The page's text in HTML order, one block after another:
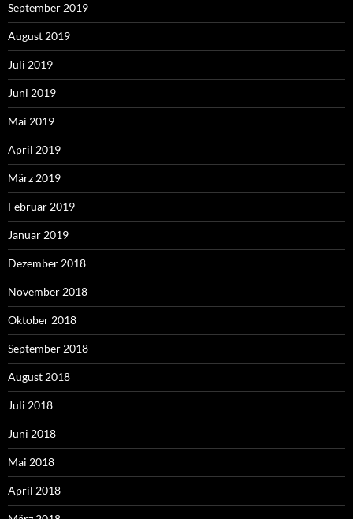
September 2019
August 2019
Juli 2019
Juni 2019
Mai 2019
April 2019
März 2019
Februar 2019
Januar 2019
Dezember 2018
November 2018
Oktober 2018
September 2018
August 2018
Juli 2018
Juni 2018
Mai 2018
April 2018